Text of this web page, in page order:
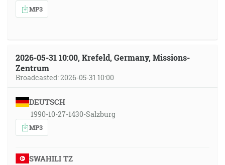
MP3
2026-05-31 10:00, Krefeld, Germany, Missions-
Zentrum
Broadcasted: 2026-05-31 10:00
DEUTSCH
1990-10-27-1430-Salzburg
MP3
SWAHILI TZ